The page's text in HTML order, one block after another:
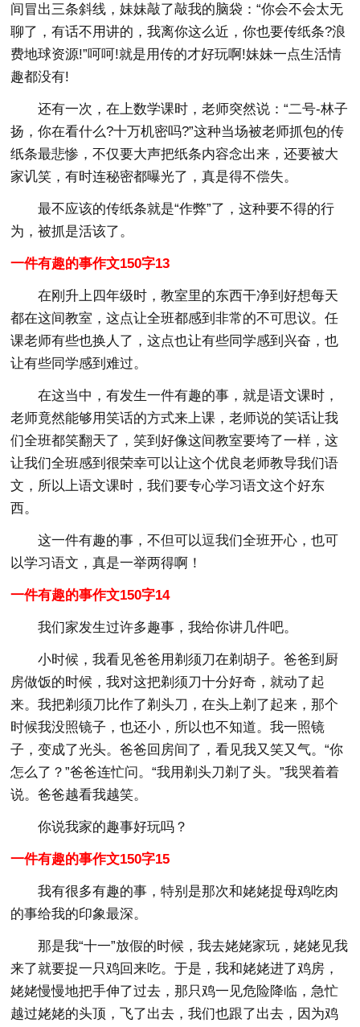
间冒出三条斜线，妹妹敲了敲我的脑袋：“你会不会太无
聊了，有话不用讲的，我离你这么近，你也要传纸条?浪
费地球资源!”呵呵!就是用传的才好玩啊!妹妹一点生活情
趣都没有!
还有一次，在上数学课时，老师突然说：“二号-林子
扬，你在看什么?十万机密吗?”这种当场被老师抓包的传
纸条最悲惨，不仅要大声把纸条内容念出来，还要被大
家讥笑，有时连秘密都曝光了，真是得不偿失。
最不应该的传纸条就是“作弊”了，这种要不得的行
为，被抓是活该了。
一件有趣的事作文150字13
在刚升上四年级时，教室里的东西干净到好想每天
都在这间教室，这点让全班都感到非常的不可思议。任
课老师有些也换人了，这点也让有些同学感到兴奋，也
让有些同学感到难过。
在这当中，有发生一件有趣的事，就是语文课时，
老师竟然能够用笑话的方式来上课，老师说的笑话让我
们全班都笑翻天了，笑到好像这间教室要垮了一样，这
让我们全班感到很荣幸可以让这个优良老师教导我们语
文，所以上语文课时，我们要专心学习语文这个好东
西。
这一件有趣的事，不但可以逗我们全班开心，也可
以学习语文，真是一举两得啊！
一件有趣的事作文150字14
我们家发生过许多趣事，我给你讲几件吧。
小时候，我看见爸爸用剃须刀在剃胡子。爸爸到厨
房做饭的时候，我对这把剃须刀十分好奇，就动了起
来。我把剃须刀比作了剃头刀，在头上剃了起来，那个
时候我没照镜子，也还小，所以也不知道。我一照镜
子，变成了光头。爸爸回房间了，看见我又笑又气。“你
怎么了？”爸爸连忙问。“我用剃头刀剃了头。”我哭着着
说。爸爸越看我越笑。
你说我家的趣事好玩吗？
一件有趣的事作文150字15
我有很多有趣的事，特别是那次和姥姥捉母鸡吃肉
的事给我的印象最深。
那是我“十一”放假的时候，我去姥姥家玩，姥姥见我
来了就要捉一只鸡回来吃。于是，我和姥姥进了鸡房，
姥姥慢慢地把手伸了过去，那只鸡一见危险降临，急忙
越过姥姥的头顶，飞了出去，我们也跟了出去，因为鸡